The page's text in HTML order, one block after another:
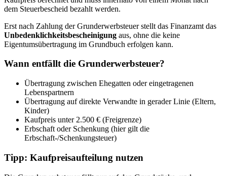
dem Steuerbescheid bezahlt werden.
Erst nach Zahlung der Grunderwerbsteuer stellt das Finanzamt das
Unbedenklichkeitsbescheinigung aus, ohne die keine
Eigentumsübertragung im Grundbuch erfolgen kann.
Wann entfällt die Grunderwerbsteuer?
Übertragung zwischen Ehegatten oder eingetragenen
Lebenspartnern
Übertragung auf direkte Verwandte in gerader Linie (Eltern,
Kinder)
Kaufpreis unter 2.500 € (Freigrenze)
Erbschaft oder Schenkung (hier gilt die
Erbschaft-/Schenkungsteuer)
Tipp: Kaufpreisaufteilung nutzen